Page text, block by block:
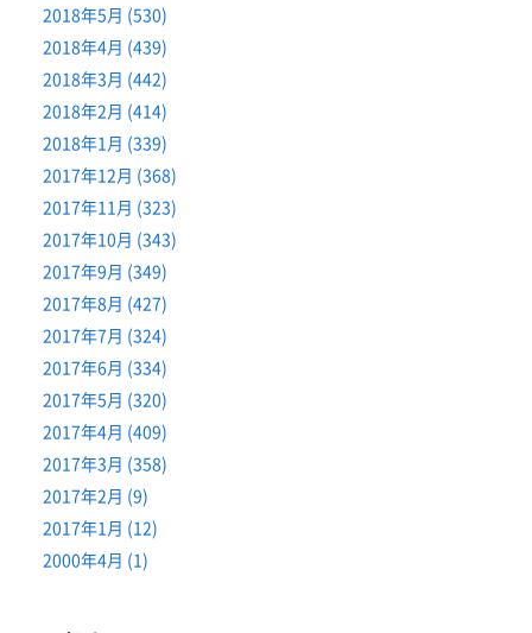
2018年5月 (530)
2018年4月 (439)
2018年3月 (442)
2018年2月 (414)
2018年1月 (339)
2017年12月 (368)
2017年11月 (323)
2017年10月 (343)
2017年9月 (349)
2017年8月 (427)
2017年7月 (324)
2017年6月 (334)
2017年5月 (320)
2017年4月 (409)
2017年3月 (358)
2017年2月 (9)
2017年1月 (12)
2000年4月 (1)